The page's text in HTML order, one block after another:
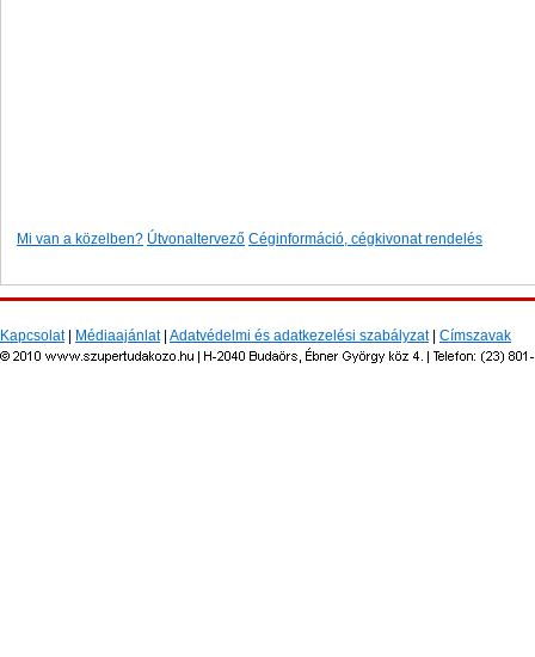
Mi van a közelben? Útvonaltervező Céginformáció, cégkivonat rendelés
Kapcsolat| Médiaajánlat| Adatvédelmi és adatkezelési szabályzat| Címszavak